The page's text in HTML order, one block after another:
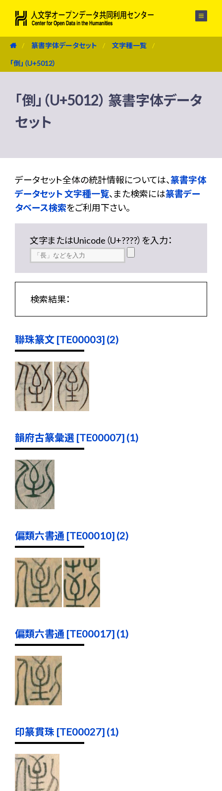
篆書字体データセット 文字種一覧
「倒」（U+5012）
「倒」（U+5012） 篆書字体データ
セット
データセット全体の統計情報については、篆書字体
データセット 文字種一覧、また検索には篆書デー
タベース検索をご利用下さい。
文字またはUnicode（U+????）を入力：
検索結果：
聯珠篆文 [TE00003] (2)
韻府古篆彙選 [TE00007] (1)
偏類六書通 [TE00010] (2)
偏類六書通 [TE00017] (1)
印篆貫珠 [TE00027] (1)